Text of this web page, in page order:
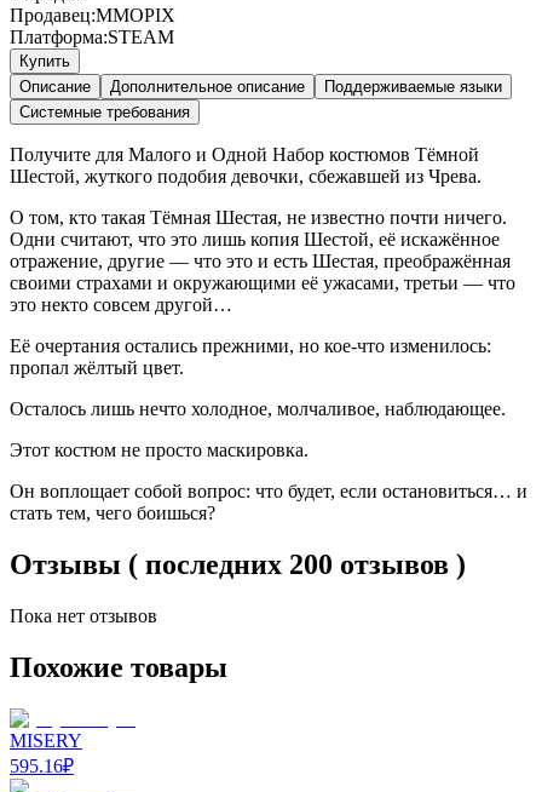
Продавец:MMOPIX
Платформа:STEAM
Купить
Описание
Дополнительное описание
Поддерживаемые языки
Системные требования
Получите для Малого и Одной Набор костюмов Тёмной
Шестой, жуткого подобия девочки, сбежавшей из Чрева.
О том, кто такая Тёмная Шестая, не известно почти ничего.
Одни считают, что это лишь копия Шестой, её искажённое
отражение, другие — что это и есть Шестая, преображённая
своими страхами и окружающими её ужасами, третьи — что
это некто совсем другой…
Её очертания остались прежними, но кое-что изменилось:
пропал жёлтый цвет.
Осталось лишь нечто холодное, молчаливое, наблюдающее.
Этот костюм не просто маскировка.
Он воплощает собой вопрос: что будет, если остановиться… и
стать тем, чего боишься?
Отзывы ( последних 200 отзывов )
Пока нет отзывов
Похожие товары
MISERY
595.16₽